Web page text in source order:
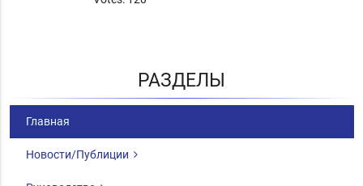
РАЗДЕЛЫ
Главная
Новости/Публиции